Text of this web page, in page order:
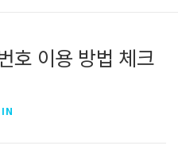
호 이용 방법 체크